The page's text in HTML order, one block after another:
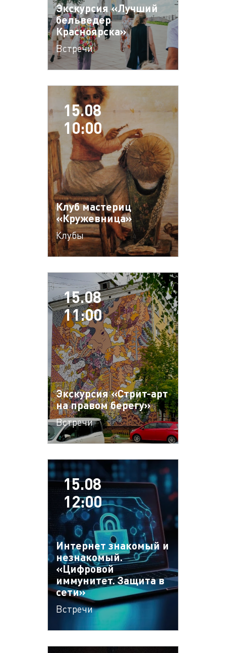
Экскурсия «Лучший
бельведер
Красноярска»
Встречи
15.08
10:00
Клуб мастериц
«Кружевница»
Клубы
15.08
11:00
Экскурсия «Стрит-арт
на правом берегу»
Встречи
15.08
12:00
Интернет знакомый и
незнакомый.
«Цифровой
иммунитет. Защита в
сети»
Встречи